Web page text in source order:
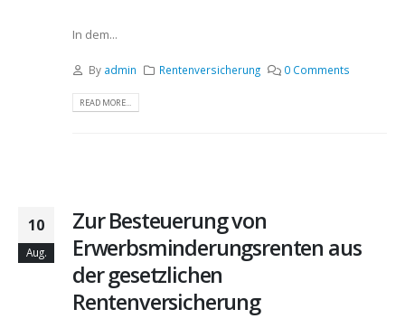
In dem...
By admin Rentenversicherung 0 Comments
READ MORE...
10
Aug.
Zur Besteuerung von
Erwerbsminderungsrenten aus
der gesetzlichen
Rentenversicherung